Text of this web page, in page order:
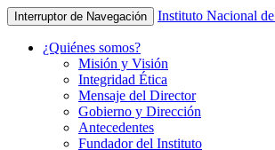
Interruptor de Navegación Instituto Nacional
¿Quiénes somos?
Misión y Visión
Integridad Ética
Mensaje del Director
Gobierno y Dirección
Antecedentes
Fundador del Instituto